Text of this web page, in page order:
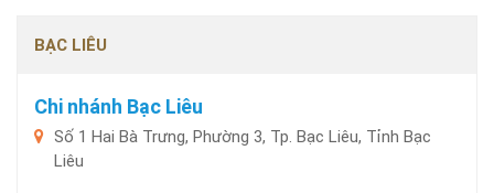
BẠC LIÊU
Chi nhánh Bạc Liêu
Số 1 Hai Bà Trưng, Phường 3, Tp. Bạc Liêu, Tỉnh Bạc
Liêu